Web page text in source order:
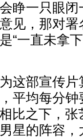
睁一只眼
见，那对
“一直未拿
部宣传片
平均每分
比之下，
星的阵容